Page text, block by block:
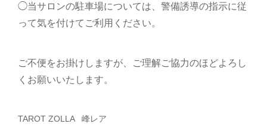
◯当サロンの駐車場については、警備誘導の指示に従
って気を付けてご利用ください。
ご不便をお掛けしますが、ご理解ご協力のほどよろし
く お願いいたします。
TAROT ZOLLA 峰レア